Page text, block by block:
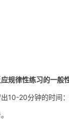
规律性练习的一般
10-20分钟的时间